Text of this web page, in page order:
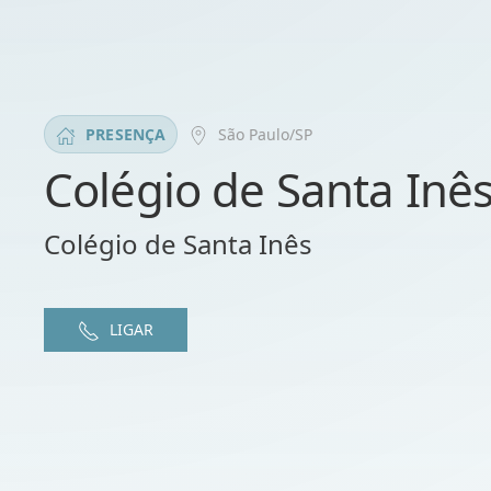
PRESENÇA São Paulo/SP
Colégio de Santa
Colégio de Santa Inês
LIGAR